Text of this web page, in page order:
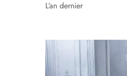
l’an dernier